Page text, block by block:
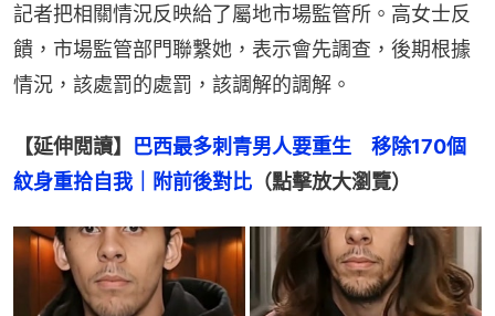
記者把相關情況反映給了屬地市場監管所。高女士反
饋，市場監管部門聯繫她，表示會先調查，後期根據
情況，該處罰的處罰，該調解的調解。
【延伸閲讀】 巴西最多刺青男人要重生　移除170個
紋身重拾自我｜附前後對比 （點擊放大瀏覽）